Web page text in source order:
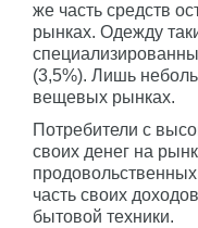
же часть средств
рынках. Одежду
(3,5%). Лишь
вещевых рынках.
Потребители с
своих денег на
часть своих
бытовой техники.